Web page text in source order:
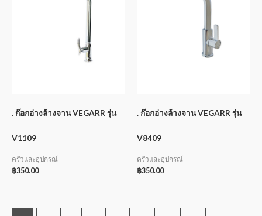
. ก๊อกอ่างล้างจาน VEGARR รุ่น
V1109
ครัวและอุปกรณ์
฿350.00
. ก๊อกอ่างล้างจาน VEGARR รุ่น
V8409
ครัวและอุปกรณ์
฿350.00